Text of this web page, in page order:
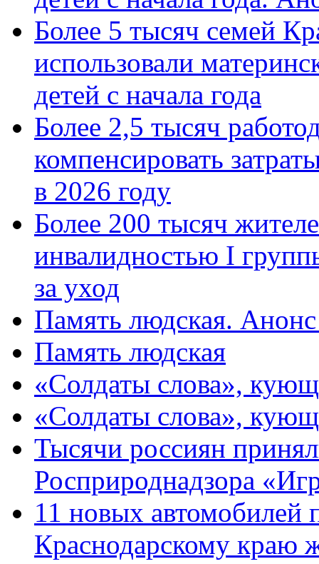
Более 5 тысяч семей
использовали
детей с начала года
Более 2,5 тысяч
компенсировать
в 2026 году
Более 200 тысяч
инвалидностью I
за уход
Память людская.
Память людская
«Солдаты слова»,
«Солдаты слова»,
Тысячи россиян
Росприроднадзора
11 новых автомобилей
Краснодарскому краю